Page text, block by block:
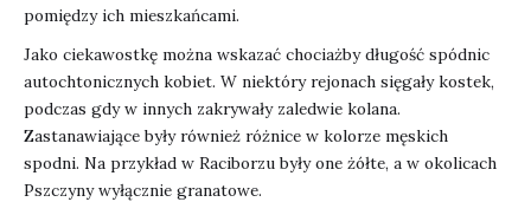
pomiędzy ich mieszkańcami.
Jako ciekawostkę można wskazać chociażby długość spódnic
autochtonicznych kobiet. W niektóry rejonach sięgały kostek,
podczas gdy w innych zakrywały zaledwie kolana.
Zastanawiające były również różnice w kolorze męskich
spodni. Na przykład w Raciborzu były one żółte, a w okolicach
Pszczyny wyłącznie granatowe.